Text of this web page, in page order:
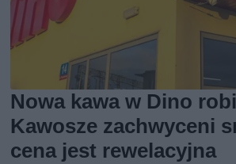
Nowa kawa w Dino
Kawosze zachwyceni
cena jest rewelacyjna